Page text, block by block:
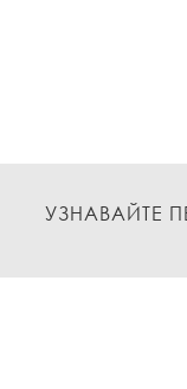
УЗНАВАЙТЕ